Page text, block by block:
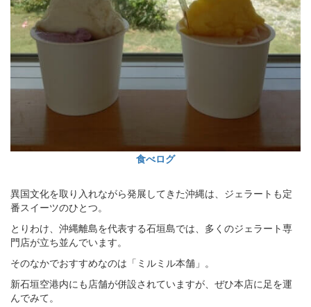
食べログ
異国文化を取り入れながら発展してきた沖縄は、ジェラートも定
番スイーツのひとつ。
とりわけ、沖縄離島を代表する石垣島では、多くのジェラート専
門店が立ち並んでいます。
そのなかでおすすめなのは「ミルミル本舗」。
新石垣空港内にも店舗が併設されていますが、ぜひ本店に足を運
んでみて。